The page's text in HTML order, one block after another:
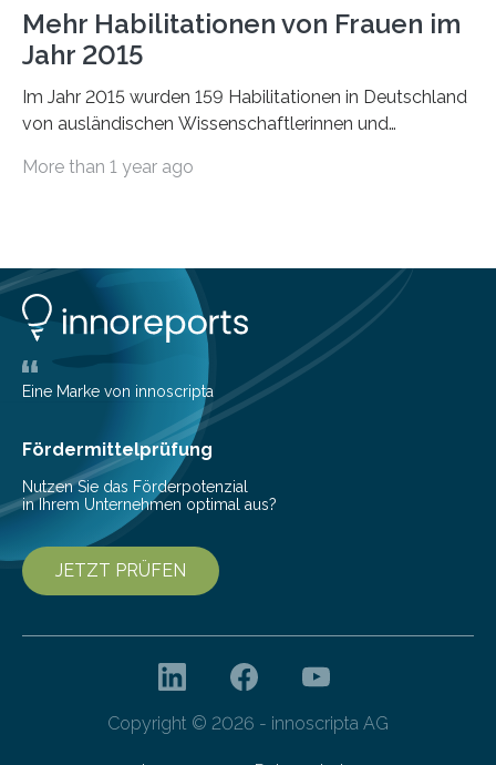
Mehr Habilitationen von Frauen im
Jahr 2015
Im Jahr 2015 wurden 159 Habilitationen in Deutschland
von ausländischen Wissenschaftlerinnen und
More than 1 year ago
Eine Marke von innoscripta
Fördermittelprüfung
Nutzen Sie das Förderpotenzial
in Ihrem Unternehmen optimal aus?
JETZT PRÜFEN
Copyright © 2026 - innoscripta AG